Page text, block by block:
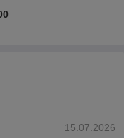
15.07.2026